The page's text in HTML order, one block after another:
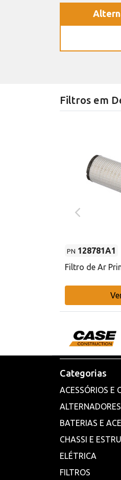
Filtros em
PN 128781A1
Filtro de Ar
Categorias
ACESSÓRIOS E
BATERIAS E
CHASSI E
ELÉTRICA
FILTROS